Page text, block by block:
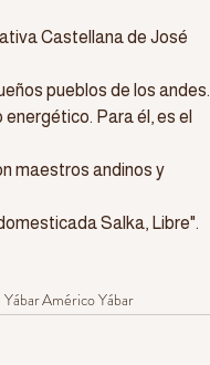
Castellana de José
pueblos de los andes.
Para él, es el
maestros andinos y
Salka, Libre".
YábarAmérico Yábar